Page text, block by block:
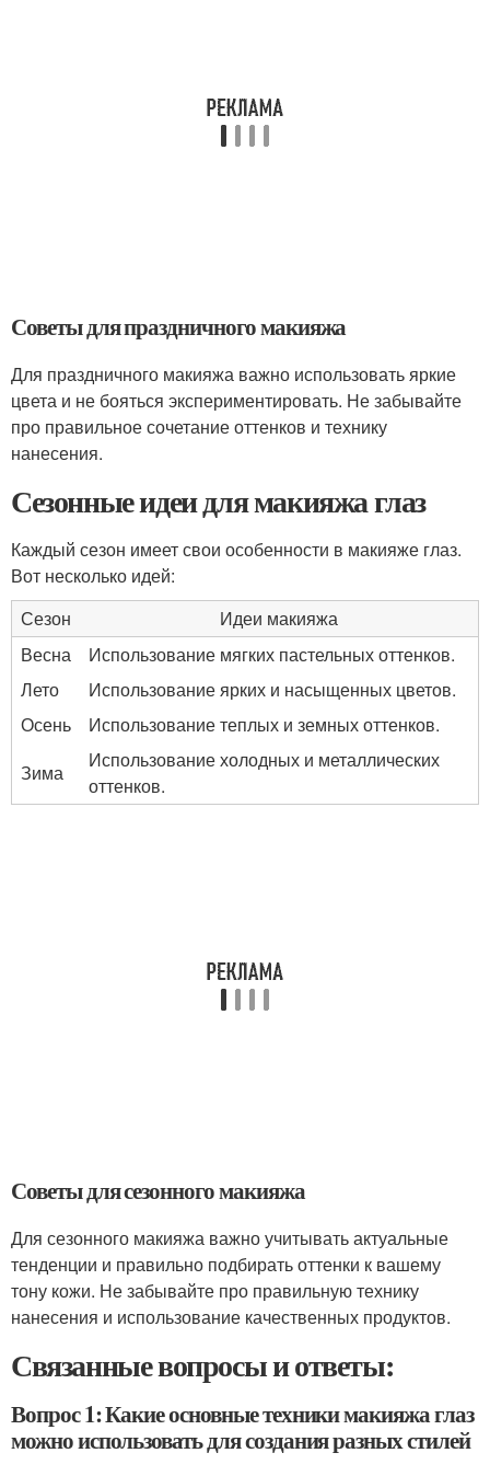
Советы для праздничного макияжа
Для праздничного макияжа важно использовать яркие
цвета и не бояться экспериментировать. Не забывайте
про правильное сочетание оттенков и технику
нанесения.
Сезонные идеи для макияжа глаз
Каждый сезон имеет свои особенности в макияже глаз.
Вот несколько идей:
Сезон
Идеи макияжа
Весна
Использование мягких пастельных оттенков.
Лето
Использование ярких и насыщенных цветов.
Осень
Использование теплых и земных оттенков.
Зима
Использование холодных и металлических
оттенков.
Советы для сезонного макияжа
Для сезонного макияжа важно учитывать актуальные
тенденции и правильно подбирать оттенки к вашему
тону кожи. Не забывайте про правильную технику
нанесения и использование качественных продуктов.
Связанные вопросы и ответы:
Вопрос 1: Какие основные техники макияжа глаз
можно использовать для создания разных стилей